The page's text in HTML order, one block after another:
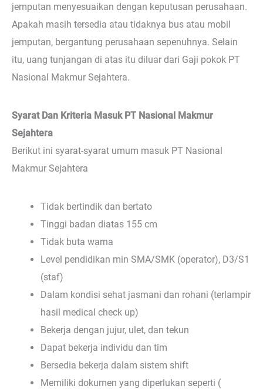
jemputan menyesuaikan dengan keputusan perusahaan.
Apakah masih tersedia atau tidaknya bus atau mobil
jemputan, bergantung perusahaan sepenuhnya. Selain
itu, uang tunjangan di atas itu diluar dari Gaji pokok PT
Nasional Makmur Sejahtera.
Syarat Dan Kriteria Masuk PT Nasional Makmur
Sejahtera
Berikut ini syarat-syarat umum masuk PT Nasional
Makmur Sejahtera
Tidak bertindik dan bertato
Tinggi badan diatas 155 cm
Tidak buta warna
Level pendidikan min SMA/SMK (operator), D3/S1
(staf)
Dalam kondisi sehat jasmani dan rohani (terlampir
hasil medical check up)
Bekerja dengan jujur, ulet, dan tekun
Dapat bekerja individu dan tim
Bersedia bekerja dalam sistem shift
Memiliki dokumen yang diperlukan seperti (